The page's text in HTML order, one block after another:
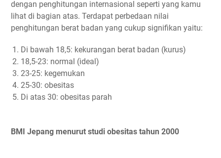
dengan penghitungan internasional seperti yang kamu
lihat di bagian atas. Terdapat perbedaan nilai
penghitungan berat badan yang cukup signifikan yaitu:
Di bawah 18,5: kekurangan berat badan (kurus)
18,5-23: normal (ideal)
23-25: kegemukan
25-30: obesitas
Di atas 30: obesitas parah
BMI Jepang menurut studi obesitas tahun 2000